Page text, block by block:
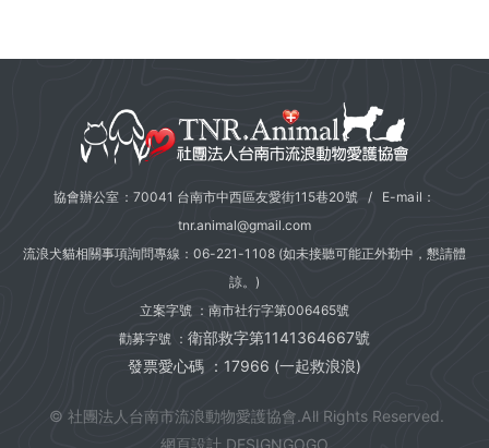
協會辦公室：70041 台南市中西區友愛街115巷20號 / E-mail：
tnr.animal@gmail.com
流浪犬貓相關事項詢問專線：06-221-1108(如未接聽可能正外勤中，懇請體
諒。)
立案字號 ：南市社行字第006465號
勸募字號 ： 衛部救字第1141364667號
發票愛心碼 ：17966 (一起救浪浪)
© 社團法人台南市流浪動物愛護協會.All Rights Reserved.
網頁設計 DESIGNGOGO